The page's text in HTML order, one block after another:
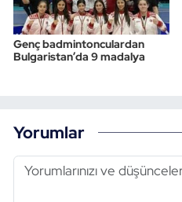
Genç badmintonculardan
Bulgaristan’da 9 madalya
Yorumlar